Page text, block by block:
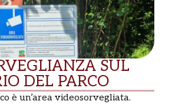
SUL
DEL PARCO
è un’area videosorvegliata.